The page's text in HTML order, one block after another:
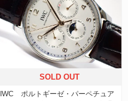
SOLD OUT
IWC ポルトギーゼ・パーペチュア